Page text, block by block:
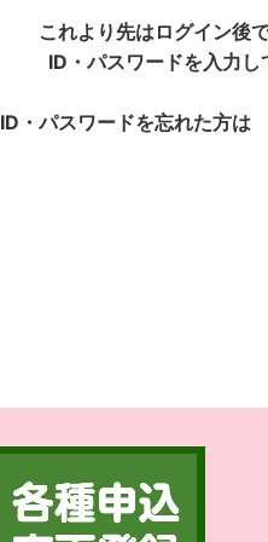
これより先はログイン後
ID・パスワードを入力し
ID・パスワードを忘れた方は